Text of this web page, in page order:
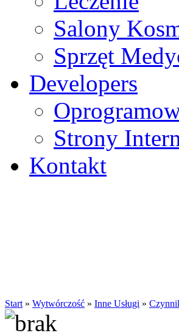
Salony
Sprzęt
Developers
Strony
Kontakt
Start » Wytwórczość » Inne Usługi »